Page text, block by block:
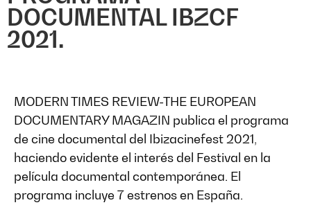
DOCUMENTAL IBZCF
2021.
MODERN TIMES REVIEW-THE EUROPEAN
DOCUMENTARY MAGAZIN publica el programa
de cine documental del Ibizacinefest 2021,
haciendo evidente el interés del Festival en la
película documental contemporánea. El
programa incluye 7 estrenos en España.